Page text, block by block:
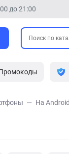
до 21:00
На Android